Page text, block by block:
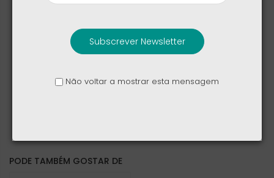
PODE TAMBÉM GOSTAR DE
Subscrever Newsletter
Não voltar a mostrar esta mensagem